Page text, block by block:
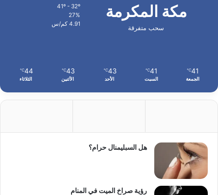
مكة المكرمة
سحب متفرقة
41º - 32º
27%
4.91 كم/س
41
℃
الجمعة
41
℃
السبت
43
℃
الأحد
43
℃
الأثنين
44
℃
الثلاثاء
هل السبليمنال حرام؟
رؤية صراخ الميت في المنام